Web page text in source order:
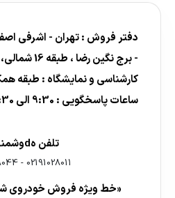
دفتر فروش : تهران - اشرفی
- برج نگین رضا ، طبقه 16 شمالی، واحد 1602
کارشناسی و نمایشگاه : طبقه
ساعات پاسخگویی : 9:30 الی 16:30
تلفن هdوشمنــــد :
02191028011
-
«خط ویژه فروش خودروی